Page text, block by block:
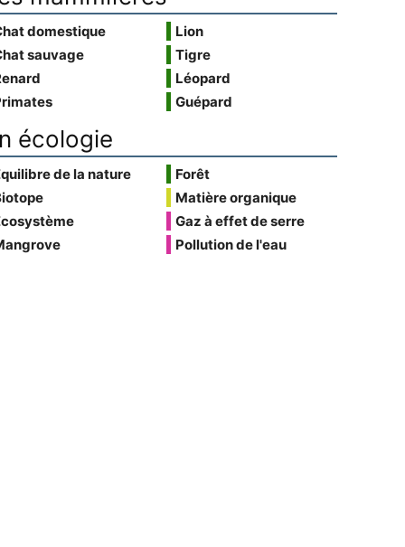
domestique
sauvage
Lion
Tigre
Léopard
Guépard
écologie
de la nature
Forêt
Matière organique
Gaz à effet de serre
Pollution de l'eau